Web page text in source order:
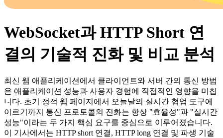
WebSocket과 HTTP Short 연
결의 기술적 진화 및 비교 분석
최신 웹 애플리케이션에서 클라이언트와 서버 간의 통신 방법
은 애플리케이션 성능과 사용자 경험에 직접적인 영향을 미칩
니다. 초기 정적 웹 페이지에서 오늘날의 실시간 협업 도구에
이르기까지 통신 프로토콜의 진화는 항상 "효율성"과 "실시간
성능"이라는 두 가지 핵심 요구를 중심으로 이루어졌습니다.
이 기사에서는 HTTP short 연결, HTTP long 연결 및 파생 기술